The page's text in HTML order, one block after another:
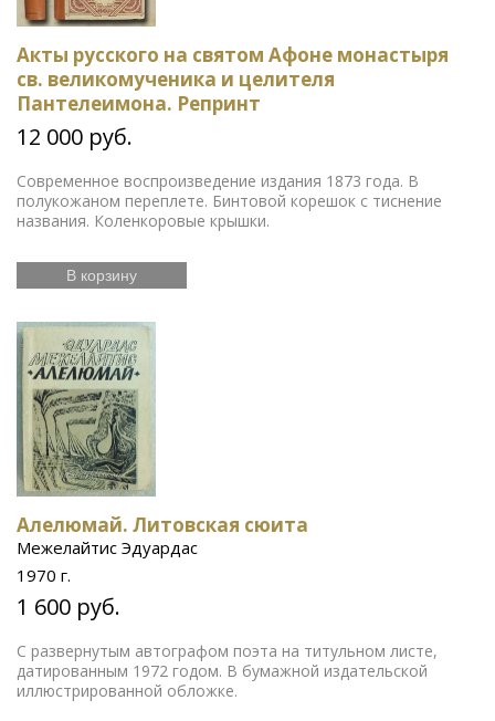
Акты русского на святом Афоне монастыря
св. великомученика и целителя
Пантелеимона. Репринт
12 000 руб.
Современное воспроизведение издания 1873 года. В
полукожаном переплете. Бинтовой корешок с тиснение
названия. Коленкоровые крышки.
В корзину
Алелюмай. Литовская сюита
Межелайтис Эдуардас
1970 г.
1 600 руб.
С развернутым автографом поэта на титульном листе,
датированным 1972 годом. В бумажной издательской
иллюстрированной обложке.